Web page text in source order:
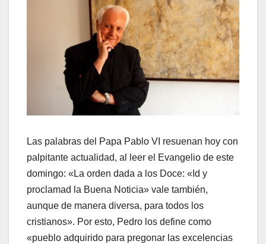
Las palabras del Papa Pablo VI resuenan hoy con
palpitante actualidad, al leer el Evangelio de este
domingo: «La orden dada a los Doce: «Id y
proclamad la Buena Noticia» vale también,
aunque de manera diversa, para todos los
cristianos». Por esto, Pedro los define como
«pueblo adquirido para pregonar las excelencias